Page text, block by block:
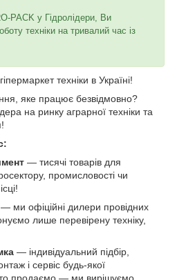
PACK у Гідролідери, Ви
техніки на тривалий час із
техніки в Україні!
яке працює безвідмовно?
на ринку аграрної техніки та
— тисячі товарів для
промисловості чи
— ми офіційні дилери провідних
лише перевірену техніку,
— індивідуальний підбір,
і сервіс будь-якої
продаємо — ми вирішуємо